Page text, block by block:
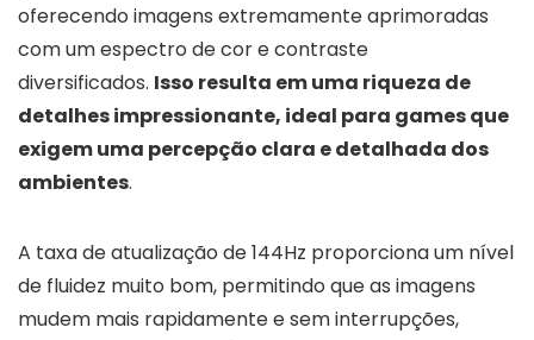
oferecendo imagens extremamente aprimoradas
com um espectro de cor e contraste
diversificados. Isso resulta em uma riqueza de
detalhes impressionante, ideal para games que
exigem uma percepção clara e detalhada dos
ambientes.
A taxa de atualização de 144Hz proporciona um nível
de fluidez muito bom, permitindo que as imagens
mudem mais rapidamente e sem interrupções,